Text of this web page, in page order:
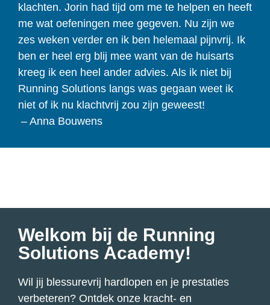
klachten. Jorin had tijd om me te helpen en heeft
me wat oefeningen mee gegeven. Nu zijn we
zes weken verder en ik ben helemaal pijnvrij. Ik
ben er heel erg blij mee want van de huisarts
kreeg ik een heel ander advies. Als ik niet bij
Running Solutions langs was gegaan weet ik
niet of ik nu klachtvrij zou zijn geweest!
– Anna Bouwens
Welkom bij de Running
Solutions Academy!
Wil jij blessurevrij hardlopen en je prestaties
verbeteren? Ontdek onze kracht- en